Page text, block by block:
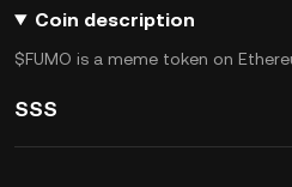
Coin description
$FUMO is a meme token on
SSS